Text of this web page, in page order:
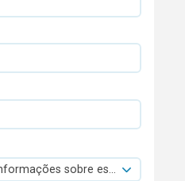
sobre esta viatura.